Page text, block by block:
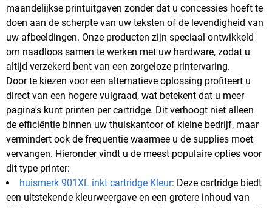
maandelijkse printuitgaven zonder dat u concessies hoeft te
doen aan de scherpte van uw teksten of de levendigheid van
uw afbeeldingen. Onze producten zijn speciaal ontwikkeld
om naadloos samen te werken met uw hardware, zodat u
altijd verzekerd bent van een zorgeloze printervaring.
Door te kiezen voor een alternatieve oplossing profiteert u
direct van een hogere vulgraad, wat betekent dat u meer
pagina's kunt printen per cartridge. Dit verhoogt niet alleen
de efficiëntie binnen uw thuiskantoor of kleine bedrijf, maar
vermindert ook de frequentie waarmee u de supplies moet
vervangen. Hieronder vindt u de meest populaire opties voor
dit type printer:
huismerk 901XL inkt cartridge Kleur: Deze cartridge biedt
een uitstekende kleurweergave en een grotere inhoud van